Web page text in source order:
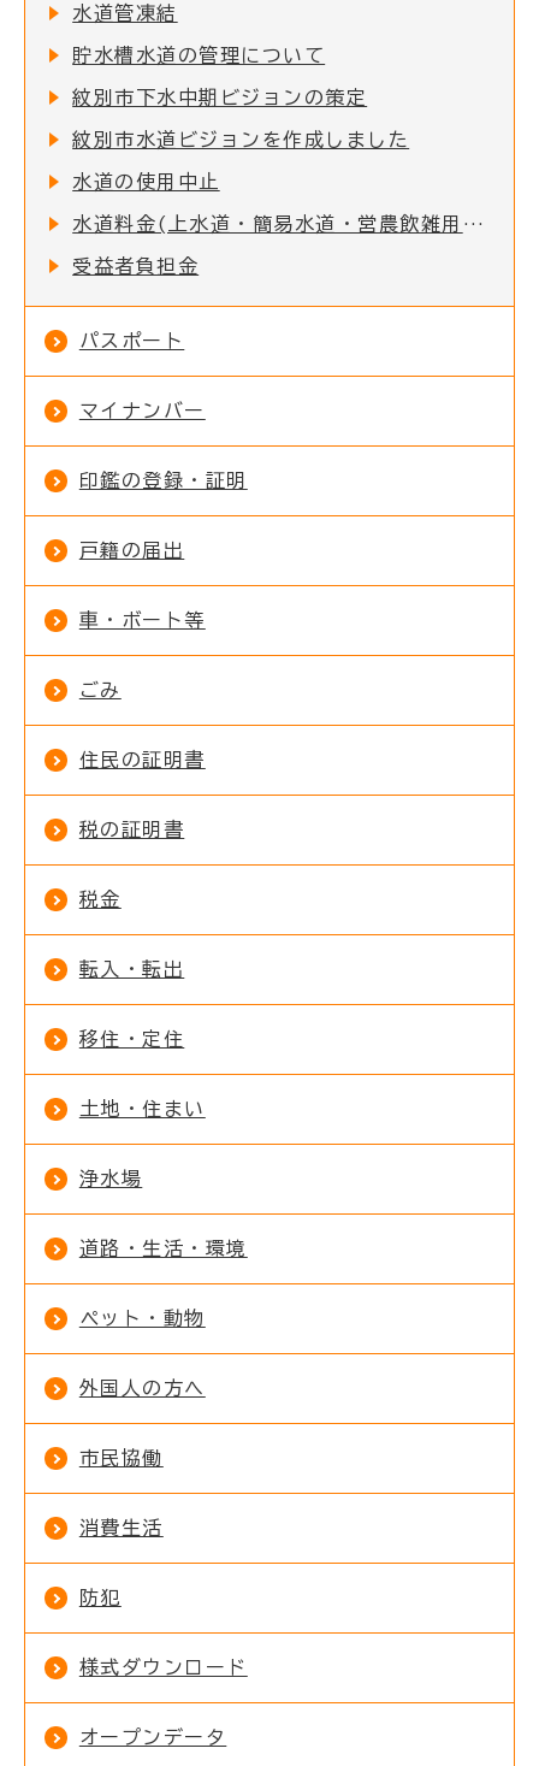
水道管凍結
貯水槽水道の管理について
紋別市下水中期ビジョンの策定
紋別市水道ビジョンを作成しました
水道の使用中止
水道料金(上水道・簡易水道・営農飲雑用水道)・下水道使用料の消費税率改定に関する経過措置のお知らせ
受益者負担金
パスポート
マイナンバー
印鑑の登録・証明
戸籍の届出
車・ボート等
ごみ
住民の証明書
税の証明書
税金
転入・転出
移住・定住
土地・住まい
浄水場
道路・生活・環境
ペット・動物
外国人の方へ
市民協働
消費生活
防犯
様式ダウンロード
オープンデータ